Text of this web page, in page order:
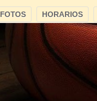
HORARIOS
FOTOS